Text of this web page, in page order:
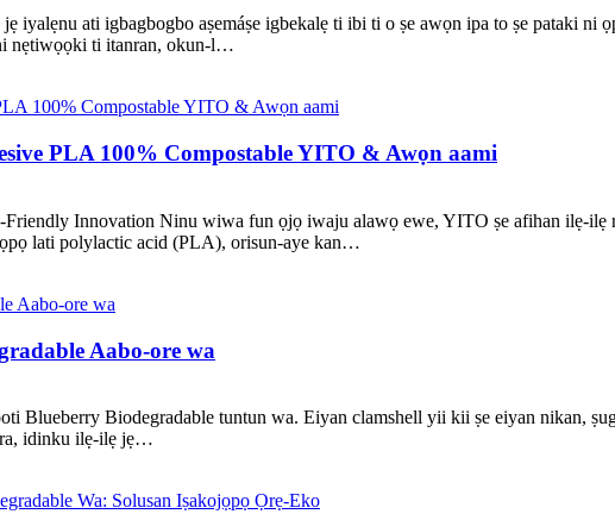
iyalẹnu ati igbagbogbo aṣemáṣe igbekalẹ ti ibi ti o ṣe awọn ipa to ṣe pataki
nẹtiwọọki ti itanran, okun-l…
PLA 100% Compostable YITO & Awọn aami
Innovation Ninu wiwa fun ọjọ iwaju alawọ ewe, YITO ṣe afihan ilẹ-
lati polylactic acid (PLA), orisun-aye kan…
Aabo-ore wa
Blueberry Biodegradable tuntun wa. Eiyan clamshell yii kii ṣe eiyan nikan,
idinku ilẹ-ilẹ jẹ…